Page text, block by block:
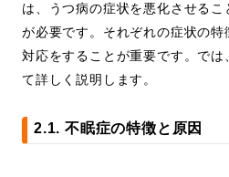
は、うつ病の症状を悪化させる
が必要です。それぞれの症状の
対応をすることが重要です。で
て詳しく説明します。
2.1. 不眠症の特徴と原因